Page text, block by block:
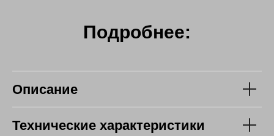
Подробнее:
Описание
Технические характеристики